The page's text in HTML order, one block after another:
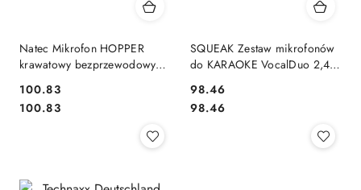
Natec Mikrofon HOPPER
krawatowy bezprzewodowy
Cena:
100.83
Cena:
100.83
SQUEAK Zestaw mikrofonów
do KARAOKE VocalDuo 2,4G
Cena:
98.46
Cena:
98.46